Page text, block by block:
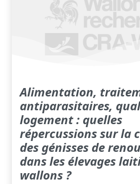
Alimentation,
antiparasitaires,
logement : quelles
répercussions sur la
des génisses de
dans les élevages
wallons ?